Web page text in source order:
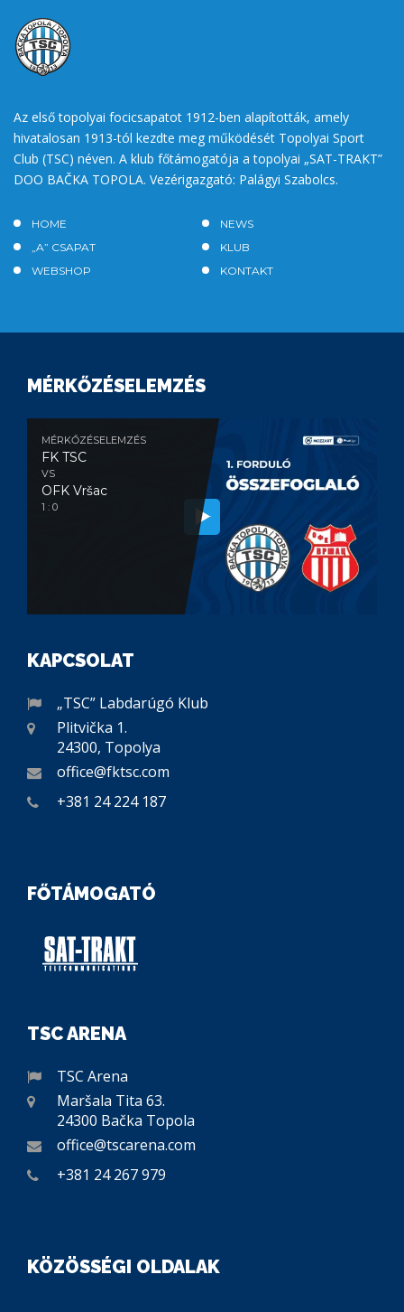
Az első topolyai focicsapatot 1912-ben alapították, amely
hivatalosan 1913-tól kezdte meg működését Topolyai Sport
Club (TSC) néven. A klub főtámogatója a topolyai „SAT-TRAKT”
DOO BAČKA TOPOLA. Vezérigazgató: Palágyi Szabolcs.
HOME
NEWS
„A” CSAPAT
KLUB
WEBSHOP
KONTAKT
MÉRKŐZÉSELEMZÉS
MÉRKŐZÉSELEMZÉS
FK TSC
VS
OFK Vršac
1 : 0
KAPCSOLAT
„TSC” Labdarúgó Klub
Plitvička 1.
24300, Topolya
office@fktsc.com
+381 24 224 187
FŐTÁMOGATÓ
TSC ARENA
TSC Arena
Maršala Tita 63.
24300 Bačka Topola
office@tscarena.com
+381 24 267 979
KÖZÖSSÉGI OLDALAK